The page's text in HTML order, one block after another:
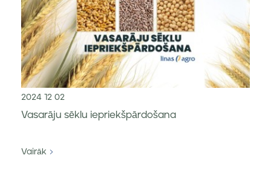
2024 12 02
Vasarāju sēklu iepriekšpārdošana
Vairāk